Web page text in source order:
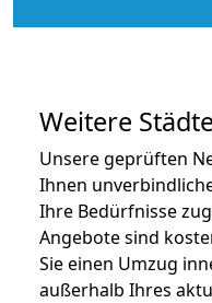
Weitere
Unsere geprüften
Ihnen
Ihre Bedürfnisse
Angebote sind
Sie einen Umzug
außerhalb Ihres